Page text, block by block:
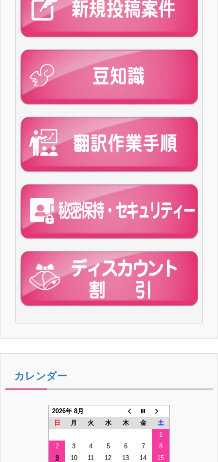
カレンダー
2026年 8月
日
月 火 水 木 金
土
1
2
3 4 5 6 7
8
9
10 11 12 13 14
15